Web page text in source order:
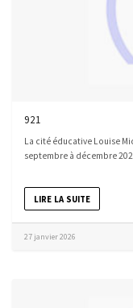
921
La cité éducative Louise
septembre à décembre
LIRE LA SUITE
27 janvier 2026